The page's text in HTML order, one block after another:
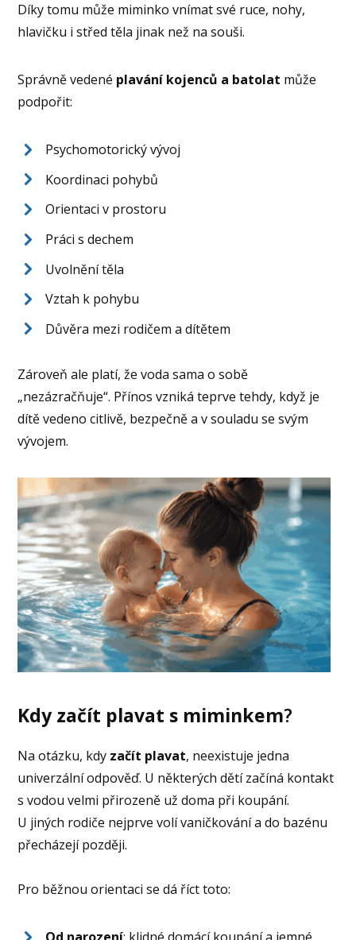
Díky tomu může miminko vnímat své ruce, nohy,
hlavičku i střed těla jinak než na souši.
Správně vedené plavání kojenců a batolat může
podpořit:
Psychomotorický vývoj
Koordinaci pohybů
Orientaci v prostoru
Práci s dechem
Uvolnění těla
Vztah k pohybu
Důvěra mezi rodičem a dítětem
Zároveň ale platí, že voda sama o sobě
„nezázračňuje“. Přínos vzniká teprve tehdy, když je
dítě vedeno citlivě, bezpečně a v souladu se svým
vývojem.
Kdy začít plavat s miminkem?
Na otázku, kdy začít plavat, neexistuje jedna
univerzální odpověď. U některých dětí začíná kontakt
s vodou velmi přirozeně už doma při koupání.
U jiných rodiče nejprve volí vaničkování a do bazénu
přecházejí později.
Pro běžnou orientaci se dá říct toto: